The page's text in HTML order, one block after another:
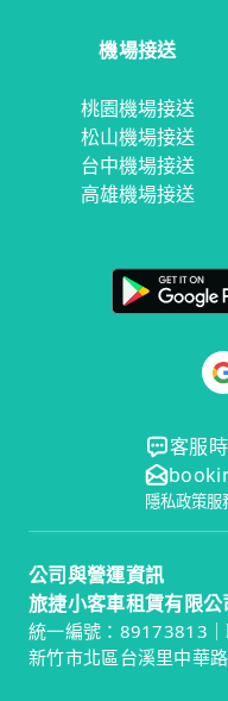
機場接送
桃園機場接送
松山機場接送
台中機場接送
高雄機場接送
客服
隱私政策服
公司與營運資訊
旅捷小客車租賃有限公
統一編號：89173813
新竹市北區台溪里中華